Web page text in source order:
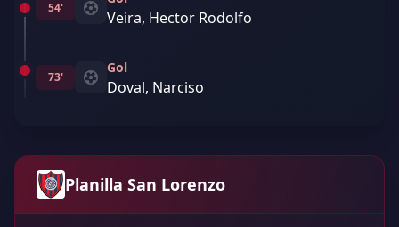
54'
Veira, Hector Rodolfo
73'
Gol
Doval, Narciso
Planilla San Lorenzo